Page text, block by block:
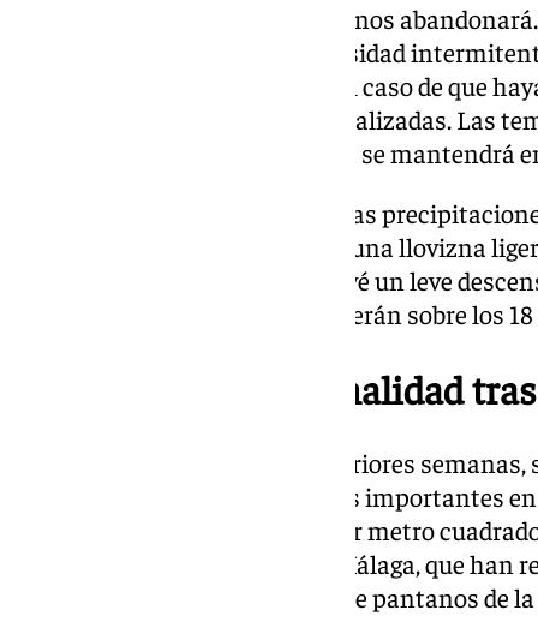
Pero no crean que la nubosidad nos
estará protagonizada por nubosidad
hasta el mediodía, aunque, en el caso de que
muy ligeras, intermitentes y localizadas. Las
hasta los 18 grados y la máxima se mantendrá
Llegada ya la noche del jueves, las
medianoche, aunque se espera una llovizna
temperaturas, el viernes se prevé un leve
aunque las mínimas permanecerán sobre los
Recuperando la normalidad
Las intensas lluvias de las anteriores semanas,
e, que dejaron daños importantes
de Abdalajís, y casi 160 litros por metro
beneficiado a los embalses de Málaga, que han
hectómetros cúbicos en los siete pantanos de